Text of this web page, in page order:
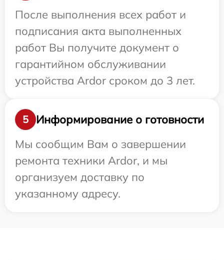
После выполнения всех работ и
подписания акта выполненных
работ Вы получите документ о
гарантийном обслуживании
устройства Ardor сроком до 3 лет.
5
Информирование о готовности
Мы сообщим Вам о завершении
ремонта техники Ardor, и мы
организуем доставку по
указанному адресу.